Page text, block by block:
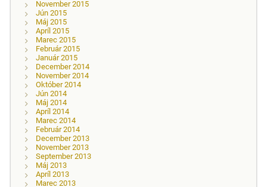
November 2015
Jún 2015
Máj 2015
Apríl 2015
Marec 2015
Február 2015
Január 2015
December 2014
November 2014
Október 2014
Jún 2014
Máj 2014
Apríl 2014
Marec 2014
Február 2014
December 2013
November 2013
September 2013
Máj 2013
Apríl 2013
Marec 2013